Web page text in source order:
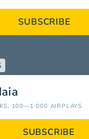
SUBSCRIBE
, 100—1 000 AIRPLAYS
SUBSCRIBE